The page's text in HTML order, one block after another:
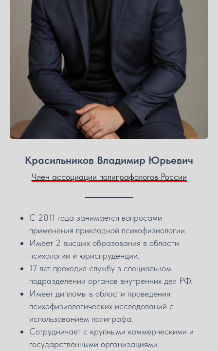
Красильников Владимир Юрьевич
Член ассоциации полиграфологов России
С 2011 года занимается вопросами
применения прикладной психофизиологии.
Имеет 2 высших образования в области
психологии и юриспруденции.
17 лет проходил службу в специальном
подразделении органов внутренних дел РФ.
Имеет дипломы в области проведения
психофизиологических исследований с
использованием полиграфа.
Сотрудничает с крупными коммерческими и
государственными организациями.